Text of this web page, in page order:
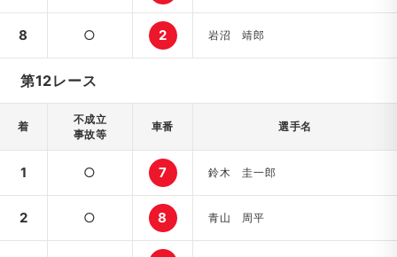
8 ○ 2 岩沼 靖郎
第12レース
着
不成立
事故等
車番 選手名
1 ○ 7 鈴木 圭一郎
2 ○ 8 青山 周平